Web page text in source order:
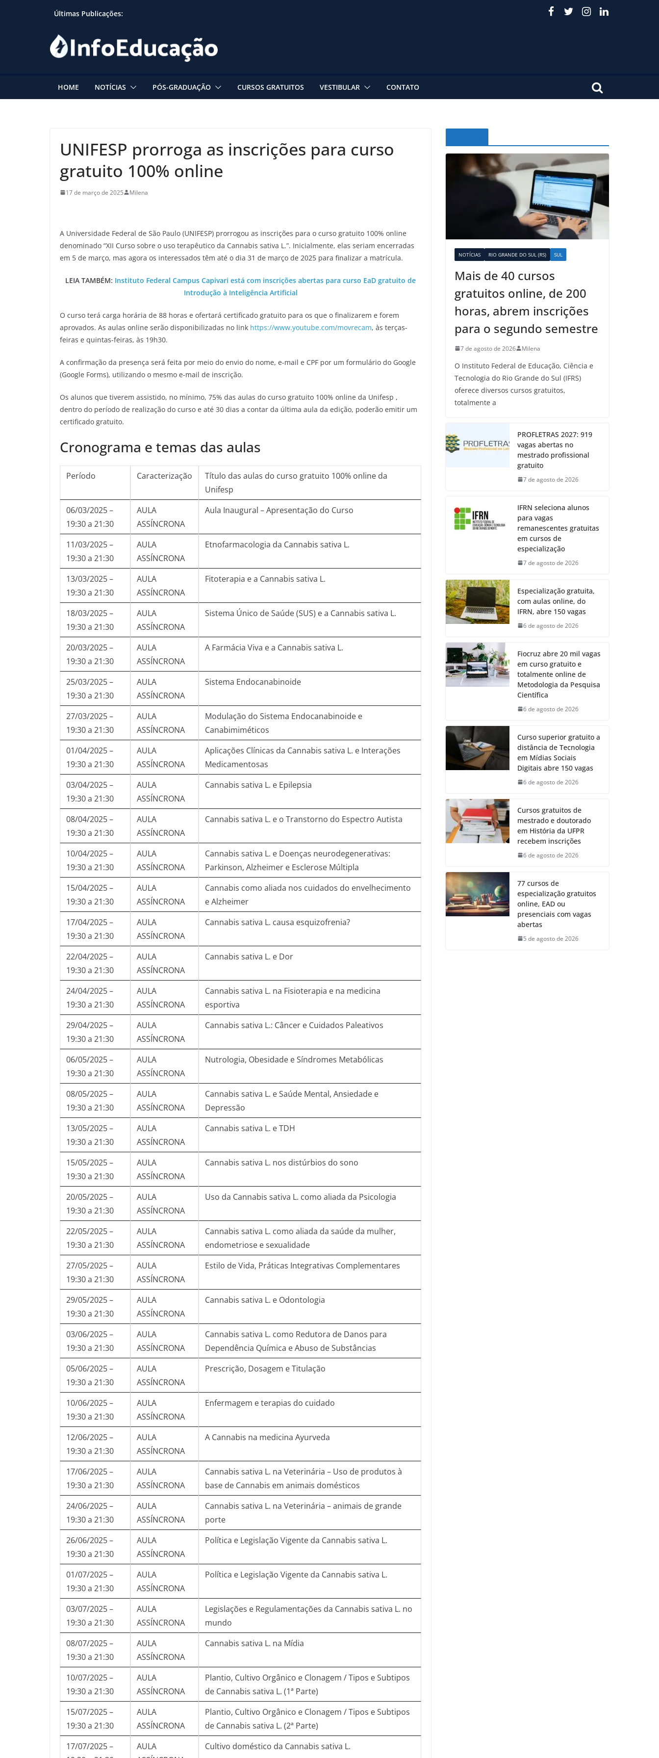
Últimas Publicações:
HOME NOTÍCIAS PÓS-GRADUAÇÃO CURSOS GRATUITOS VESTIBULAR CONTATO
UNIFESP prorroga as inscrições para curso
gratuito 100% online
17 de março de 2025 Milena
A Universidade Federal de São Paulo (UNIFESP) prorrogou as inscrições para o curso gratuito 100% online
denominado “XII Curso sobre o uso terapêutico da Cannabis sativa L.”. Inicialmente, elas seriam encerradas
em 5 de março, mas agora os interessados têm até o dia 31 de março de 2025 para finalizar a matrícula.
LEIA TAMBÉM: Instituto Federal Campus Capivari está com inscrições abertas para curso EaD gratuito de
Introdução à Inteligência Artificial
O curso terá carga horária de 88 horas e ofertará certificado gratuito para os que o finalizarem e forem
aprovados. As aulas online serão disponibilizadas no link https://www.youtube.com/movrecam, às terças-
feiras e quintas-feiras, às 19h30.
A confirmação da presença será feita por meio do envio do nome, e-mail e CPF por um formulário do Google
(Google Forms), utilizando o mesmo e-mail de inscrição.
Os alunos que tiverem assistido, no mínimo, 75% das aulas do curso gratuito 100% online da Unifesp ,
dentro do período de realização do curso e até 30 dias a contar da última aula da edição, poderão emitir um
certificado gratuito.
Cronograma e temas das aulas
Período Caracterização
Título das aulas do curso gratuito 100% online da
Unifesp
06/03/2025 –
19:30 a 21:30
AULA
ASSÍNCRONA
Aula Inaugural – Apresentação do Curso
11/03/2025 –
19:30 a 21:30
AULA
ASSÍNCRONA
Etnofarmacologia da Cannabis sativa L.
13/03/2025 –
19:30 a 21:30
AULA
ASSÍNCRONA
Fitoterapia e a Cannabis sativa L.
18/03/2025 –
19:30 a 21:30
AULA
ASSÍNCRONA
Sistema Único de Saúde (SUS) e a Cannabis sativa L.
20/03/2025 –
19:30 a 21:30
AULA
ASSÍNCRONA
A Farmácia Viva e a Cannabis sativa L.
25/03/2025 –
19:30 a 21:30
AULA
ASSÍNCRONA
Sistema Endocanabinoide
27/03/2025 –
19:30 a 21:30
AULA
ASSÍNCRONA
Modulação do Sistema Endocanabinoide e
Canabimiméticos
01/04/2025 –
19:30 a 21:30
AULA
ASSÍNCRONA
Aplicações Clínicas da Cannabis sativa L. e Interações
Medicamentosas
03/04/2025 –
19:30 a 21:30
AULA
ASSÍNCRONA
Cannabis sativa L. e Epilepsia
08/04/2025 –
19:30 a 21:30
AULA
ASSÍNCRONA
Cannabis sativa L. e o Transtorno do Espectro Autista
10/04/2025 –
19:30 a 21:30
AULA
ASSÍNCRONA
Cannabis sativa L. e Doenças neurodegenerativas:
Parkinson, Alzheimer e Esclerose Múltipla
15/04/2025 –
19:30 a 21:30
AULA
ASSÍNCRONA
Cannabis como aliada nos cuidados do envelhecimento
e Alzheimer
17/04/2025 –
19:30 a 21:30
AULA
ASSÍNCRONA
Cannabis sativa L. causa esquizofrenia?
22/04/2025 –
19:30 a 21:30
AULA
ASSÍNCRONA
Cannabis sativa L. e Dor
24/04/2025 –
19:30 a 21:30
AULA
ASSÍNCRONA
Cannabis sativa L. na Fisioterapia e na medicina
esportiva
29/04/2025 –
19:30 a 21:30
AULA
ASSÍNCRONA
Cannabis sativa L.: Câncer e Cuidados Paleativos
06/05/2025 –
19:30 a 21:30
AULA
ASSÍNCRONA
Nutrologia, Obesidade e Síndromes Metabólicas
08/05/2025 –
19:30 a 21:30
AULA
ASSÍNCRONA
Cannabis sativa L. e Saúde Mental, Ansiedade e
Depressão
13/05/2025 –
19:30 a 21:30
AULA
ASSÍNCRONA
Cannabis sativa L. e TDH
15/05/2025 –
19:30 a 21:30
AULA
ASSÍNCRONA
Cannabis sativa L. nos distúrbios do sono
20/05/2025 –
19:30 a 21:30
AULA
ASSÍNCRONA
Uso da Cannabis sativa L. como aliada da Psicologia
22/05/2025 –
19:30 a 21:30
AULA
ASSÍNCRONA
Cannabis sativa L. como aliada da saúde da mulher,
endometriose e sexualidade
27/05/2025 –
19:30 a 21:30
AULA
ASSÍNCRONA
Estilo de Vida, Práticas Integrativas Complementares
29/05/2025 –
19:30 a 21:30
AULA
ASSÍNCRONA
Cannabis sativa L. e Odontologia
03/06/2025 –
19:30 a 21:30
AULA
ASSÍNCRONA
Cannabis sativa L. como Redutora de Danos para
Dependência Química e Abuso de Substâncias
05/06/2025 –
19:30 a 21:30
AULA
ASSÍNCRONA
Prescrição, Dosagem e Titulação
10/06/2025 –
19:30 a 21:30
AULA
ASSÍNCRONA
Enfermagem e terapias do cuidado
12/06/2025 –
19:30 a 21:30
AULA
ASSÍNCRONA
A Cannabis na medicina Ayurveda
17/06/2025 –
19:30 a 21:30
AULA
ASSÍNCRONA
Cannabis sativa L. na Veterinária – Uso de produtos à
base de Cannabis em animais domésticos
24/06/2025 –
19:30 a 21:30
AULA
ASSÍNCRONA
Cannabis sativa L. na Veterinária – animais de grande
porte
26/06/2025 –
19:30 a 21:30
AULA
ASSÍNCRONA
Política e Legislação Vigente da Cannabis sativa L.
01/07/2025 –
19:30 a 21:30
AULA
ASSÍNCRONA
Política e Legislação Vigente da Cannabis sativa L.
03/07/2025 –
19:30 a 21:30
AULA
ASSÍNCRONA
Legislações e Regulamentações da Cannabis sativa L. no
mundo
08/07/2025 –
19:30 a 21:30
AULA
ASSÍNCRONA
Cannabis sativa L. na Mídia
10/07/2025 –
19:30 a 21:30
AULA
ASSÍNCRONA
Plantio, Cultivo Orgânico e Clonagem / Tipos e Subtipos
de Cannabis sativa L. (1ª Parte)
15/07/2025 –
19:30 a 21:30
AULA
ASSÍNCRONA
Plantio, Cultivo Orgânico e Clonagem / Tipos e Subtipos
de Cannabis sativa L. (2ª Parte)
17/07/2025 –
AULA
Cultivo doméstico da Cannabis sativa L.
NOTÍCIAS RIO GRANDE DO SUL (RS) SUL
Mais de 40 cursos
gratuitos online, de 200
horas, abrem inscrições
para o segundo semestre
7 de agosto de 2026 Milena
O Instituto Federal de Educação, Ciência e
Tecnologia do Rio Grande do Sul (IFRS)
oferece diversos cursos gratuitos,
totalmente a
PROFLETRAS 2027: 919
vagas abertas no
mestrado profissional
gratuito
7 de agosto de 2026
IFRN seleciona alunos
para vagas
remanescentes gratuitas
em cursos de
especialização
7 de agosto de 2026
Especialização gratuita,
com aulas online, do
IFRN, abre 150 vagas
6 de agosto de 2026
Fiocruz abre 20 mil vagas
em curso gratuito e
totalmente online de
Metodologia da Pesquisa
Científica
6 de agosto de 2026
Curso superior gratuito a
distância de Tecnologia
em Mídias Sociais
Digitais abre 150 vagas
6 de agosto de 2026
Cursos gratuitos de
mestrado e doutorado
em História da UFPR
recebem inscrições
6 de agosto de 2026
77 cursos de
especialização gratuitos
online, EAD ou
presenciais com vagas
abertas
5 de agosto de 2026